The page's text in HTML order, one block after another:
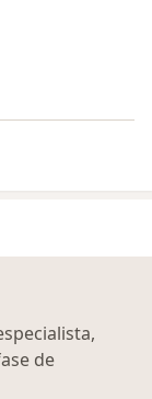
de